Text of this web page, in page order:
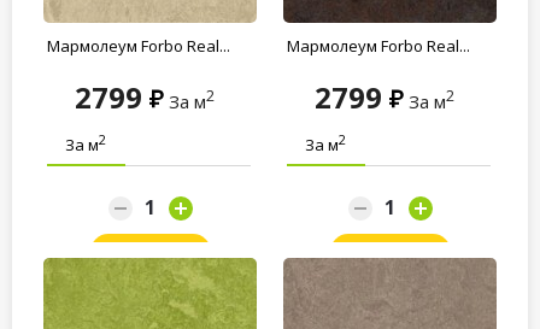
Мармолеум Forbo Real...
2799 За м2
За м2
Мармолеум Forbo Real...
2799 За м2
За м2